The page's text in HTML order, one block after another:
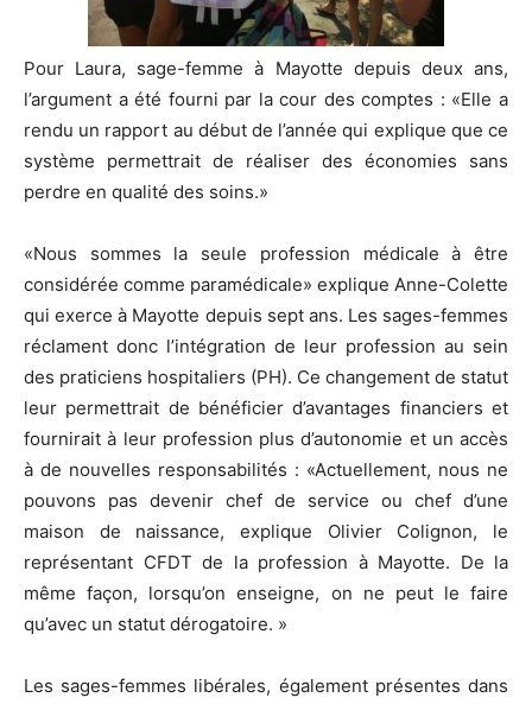
Pour Laura, sage-femme à Mayotte depuis deux ans,
l’argument a été fourni par la cour des comptes : «Elle a
rendu un rapport au début de l’année qui explique que ce
système permettrait de réaliser des économies sans
perdre en qualité des soins.»
«Nous sommes la seule profession médicale à être
considérée comme paramédicale» explique Anne-Colette
qui exerce à Mayotte depuis sept ans. Les sages-femmes
réclament donc l’intégration de leur profession au sein
des praticiens hospitaliers (PH). Ce changement de statut
leur permettrait de bénéficier d’avantages financiers et
fournirait à leur profession plus d’autonomie et un accès
à de nouvelles responsabilités : «Actuellement, nous ne
pouvons pas devenir chef de service ou chef d’une
maison de naissance, explique Olivier Colignon, le
représentant CFDT de la profession à Mayotte. De la
même façon, lorsqu’on enseigne, on ne peut le faire
qu’avec un statut dérogatoire. »
Les sages-femmes libérales, également présentes dans